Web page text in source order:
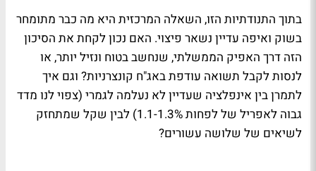
בתוך התנודתיות הזו, השאלה המרכזית היא מה כבר מתומחר
בשוק ואיפה עדיין נשאר פיצוי. האם נכון לקחת את הסיכון
הזה דרך האפיק הממשלתי, שנחשב בטוח ונזיל יותר, או
לנסות לקבל תשואה עודפת באג"ח קונצרניות? וגם איך
לתמרן בין אינפלציה שעדיין לא נעלמה לגמרי (צפוי לנו מדד
גבוה לאפריל של לפחות 1.1-1.3%) לבין שקל שמתחזק
לשיאים של שלושה עשורים?